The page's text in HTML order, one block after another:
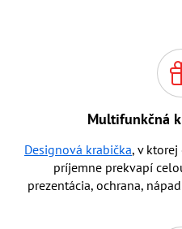
Multifunkčná
Designová krabička, v
príjemne prekvapí
prezentácia, ochrana,